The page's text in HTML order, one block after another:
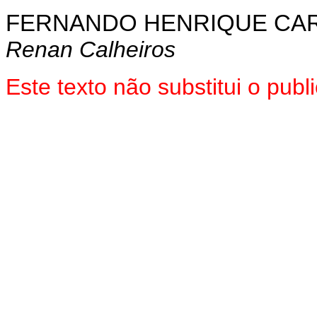
FERNANDO HENRIQUE
Renan Calheiros
Este texto não substitui o